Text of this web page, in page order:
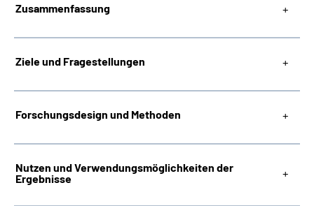
Zusammenfassung
Ziele und Fragestellungen
Forschungsdesign und Methoden
Nutzen und Verwendungsmöglichkeiten der
Ergebnisse